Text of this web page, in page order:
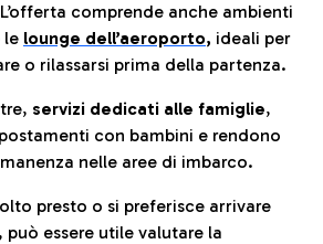
comprende anche ambienti
le lounge dell’aeroporto, ideali per
o rilassarsi prima della partenza.
servizi dedicati alle famiglie,
con bambini e rendono
nelle aree di imbarco.
presto o si preferisce arrivare
essere utile valutare la